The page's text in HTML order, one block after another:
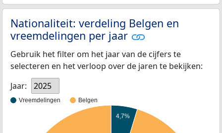
Nationaliteit: verdeling Belgen en
vreemdelingen per jaar
Gebruik het filter om het jaar van de cijfers te
selecteren en het verloop over de jaren te bekijken:
Jaar:
2025
Vreemdelingen Belgen
4,7%